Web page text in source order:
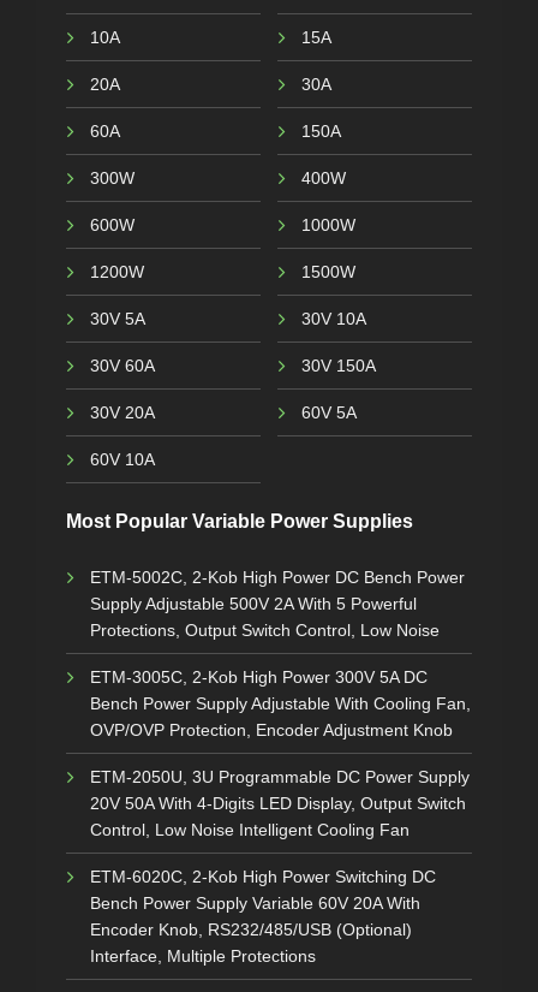
10A 15A
20A 30A
60A 150A
300W 400W
600W 1000W
1200W 1500W
30V 5A 30V 10A
30V 60A 30V 150A
30V 20A 60V 5A
60V 10A
Most Popular Variable Power Supplies
ETM-5002C, 2-Kob High Power DC Bench Power
Supply Adjustable 500V 2A With 5 Powerful
Protections, Output Switch Control, Low Noise
ETM-3005C, 2-Kob High Power 300V 5A DC
Bench Power Supply Adjustable With Cooling Fan,
OVP/OVP Protection, Encoder Adjustment Knob
ETM-2050U, 3U Programmable DC Power Supply
20V 50A With 4-Digits LED Display, Output Switch
Control, Low Noise Intelligent Cooling Fan
ETM-6020C, 2-Kob High Power Switching DC
Bench Power Supply Variable 60V 20A With
Encoder Knob, RS232/485/USB (Optional)
Interface, Multiple Protections